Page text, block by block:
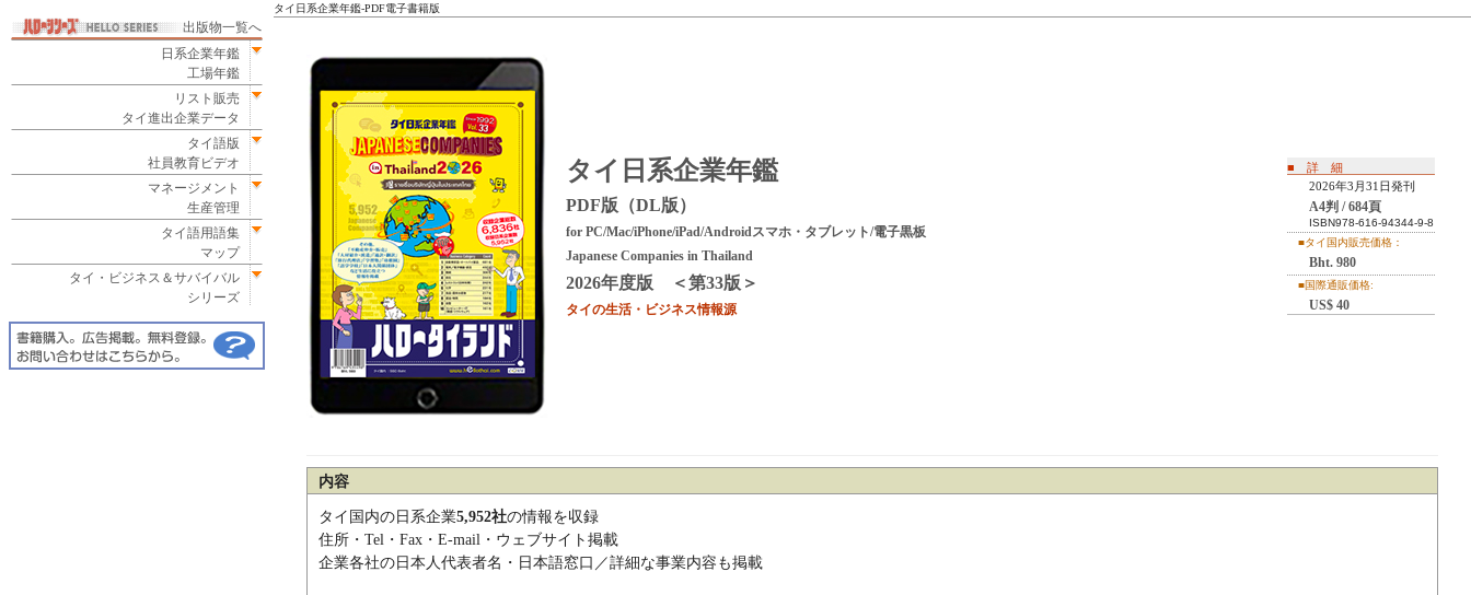
出版物一覧へ
日系企業年鑑
工場年鑑
リスト販売
タイ進出企業データ
タイ語版
社員教育ビデオ
マネージメント
生産管理
タイ語用語集
マップ
タイ・ビジネス＆サバイバル
シリーズ
タイ日系企業年鑑‐PDF電子書籍版
タイ日系企業年鑑
PDF版（DL版）
for PC/Mac/iPhone/iPad/Androidスマホ・タブレット/電子黒板
Japanese Companies in Thailand
2026年度版 ＜第33版＞
タイの生活・ビジネス情報源
■ 詳 細
2026年3月31日発刊
A4判 / 684頁
ISBN978-616-94344-9-8
■タイ国内販売価格：
Bht. 980
■国際通販価格:
US$ 40
内容
タイ国内の日系企業5,952社の情報を収録
住所・Tel・Fax・E-mail・ウェブサイト掲載
企業各社の日本人代表者名・日本語窓口／詳細な事業内容も掲載